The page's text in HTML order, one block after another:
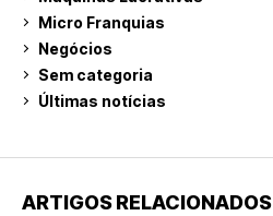
Micro Franquias
Negócios
Sem categoria
Últimas notícias
ARTIGOS RELACIONADOS